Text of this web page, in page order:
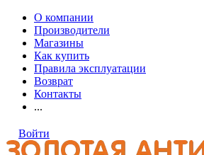
О компании
Производители
Магазины
Как купить
Правила эксплуатации
Возврат
Контакты
...
Войти